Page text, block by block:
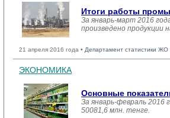
Итоги работы
За январь-март 2016
произведено продукции
21 апреля 2016 года • Департамент статистики ЖО
ЭКОНОМИКА
Основные
За январь-февраль 2016
50081,6 млн. тенге.